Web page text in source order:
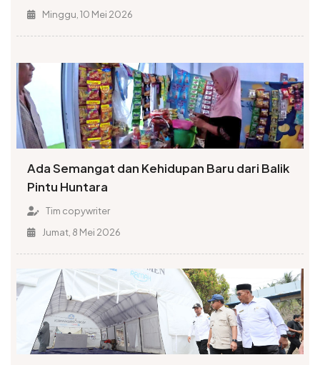
Minggu, 10 Mei 2026
Ada Semangat dan Kehidupan Baru dari Balik
Pintu Huntara
Tim copywriter
Jumat, 8 Mei 2026